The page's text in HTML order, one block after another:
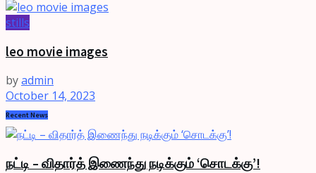
stills
leo movie images
byadmin
October 14, 2023
Recent News
நட்டி – விதார்த் இணைந்து நடிக்கும் ‘சொடக்கு’!